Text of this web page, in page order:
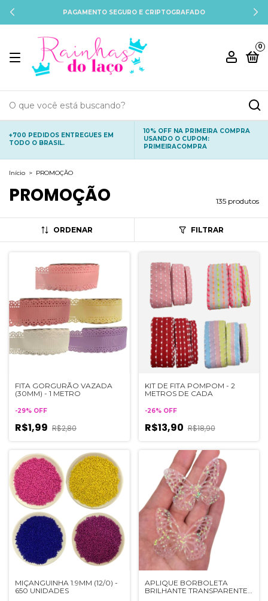
PAGAMENTO SEGURO E CRIPTOGRAFADO
0
+700 PEDIDOS ENTREGUES EM
TODO O BRASIL.
10% OFF NA PRIMEIRA COMPRA
USANDO O CUPOM:
PRIMEIRACOMPRA
Início > PROMOÇÃO
PROMOÇÃO 135 produtos
ORDENAR FILTRAR
FITA GORGURÃO VAZADA
(30MM) - 1 METRO
-29% OFF
R$1,99 R$2,80
KIT DE FITA POMPOM - 2
METROS DE CADA
-26% OFF
R$13,90 R$18,90
MIÇANGUINHA 1.9MM (12/0) -
650 UNIDADES
APLIQUE BORBOLETA
BRILHANTE TRANSPARENTE -